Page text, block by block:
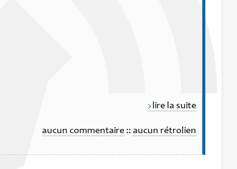
lire la suite
aucun commentaire :: aucun rétrolien